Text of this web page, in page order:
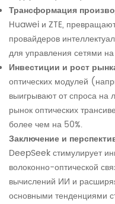
Трансформация
Huawei и ZTE,
провайдеров
для управления сетями
Инвестиции и рост
оптических модулей
выигрывают от спроса на
рынок оптических
более чем на 50%.
Заключение и
DeepSeek стимулирует
волоконно-оптической
вычислений ИИ и
основными тенденциями